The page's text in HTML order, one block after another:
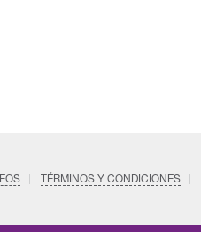
TÉRMINOS Y CONDICIONES